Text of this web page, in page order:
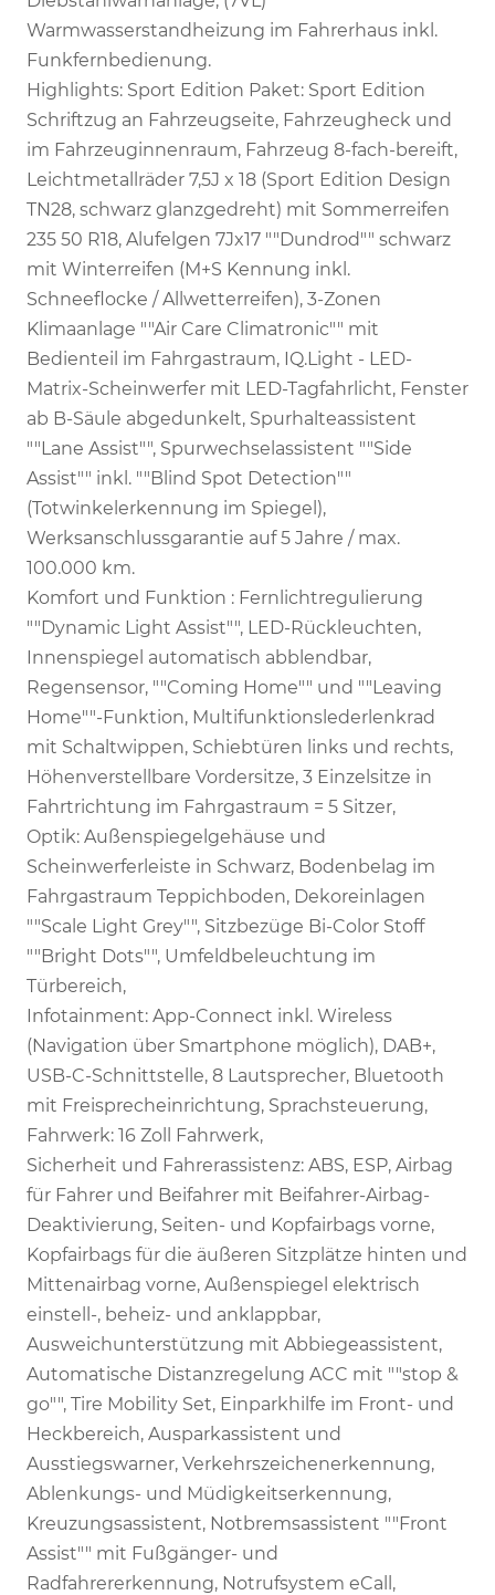
Warmwasserstandheizung im Fahrerhaus inkl.
Funkfernbedienung.
Highlights: Sport Edition Paket: Sport Edition
Schriftzug an Fahrzeugseite, Fahrzeugheck und
im Fahrzeuginnenraum, Fahrzeug 8-fach-bereift,
Leichtmetallräder 7,5J x 18 (Sport Edition Design
TN28, schwarz glanzgedreht) mit Sommerreifen
235 50 R18, Alufelgen 7Jx17 ""Dundrod"" schwarz
mit Winterreifen (M+S Kennung inkl.
Schneeflocke / Allwetterreifen), 3-Zonen
Klimaanlage ""Air Care Climatronic"" mit
Bedienteil im Fahrgastraum, IQ.Light - LED-
Matrix-Scheinwerfer mit LED-Tagfahrlicht, Fenster
ab B-Säule abgedunkelt, Spurhalteassistent
""Lane Assist"", Spurwechselassistent ""Side
Assist"" inkl. ""Blind Spot Detection""
(Totwinkelerkennung im Spiegel),
Werksanschlussgarantie auf 5 Jahre / max.
100.000 km.
Komfort und Funktion : Fernlichtregulierung
""Dynamic Light Assist"", LED-Rückleuchten,
Innenspiegel automatisch abblendbar,
Regensensor, ""Coming Home"" und ""Leaving
Home""-Funktion, Multifunktionslederlenkrad
mit Schaltwippen, Schiebtüren links und rechts,
Höhenverstellbare Vordersitze, 3 Einzelsitze in
Fahrtrichtung im Fahrgastraum = 5 Sitzer,
Optik: Außenspiegelgehäuse und
Scheinwerferleiste in Schwarz, Bodenbelag im
Fahrgastraum Teppichboden, Dekoreinlagen
""Scale Light Grey"", Sitzbezüge Bi-Color Stoff
""Bright Dots"", Umfeldbeleuchtung im
Türbereich,
Infotainment: App-Connect inkl. Wireless
(Navigation über Smartphone möglich), DAB+,
USB-C-Schnittstelle, 8 Lautsprecher, Bluetooth
mit Freisprecheinrichtung, Sprachsteuerung,
Fahrwerk: 16 Zoll Fahrwerk,
Sicherheit und Fahrerassistenz: ABS, ESP, Airbag
für Fahrer und Beifahrer mit Beifahrer-Airbag-
Deaktivierung, Seiten- und Kopfairbags vorne,
Kopfairbags für die äußeren Sitzplätze hinten und
Mittenairbag vorne, Außenspiegel elektrisch
einstell-, beheiz- und anklappbar,
Ausweichunterstützung mit Abbiegeassistent,
Automatische Distanzregelung ACC mit ""stop &
go"", Tire Mobility Set, Einparkhilfe im Front- und
Heckbereich, Ausparkassistent und
Ausstiegswarner, Verkehrszeichenerkennung,
Ablenkungs- und Müdigkeitserkennung,
Kreuzungsassistent, Notbremsassistent ""Front
Assist"" mit Fußgänger- und
Radfahrererkennung, Notrufsystem eCall,